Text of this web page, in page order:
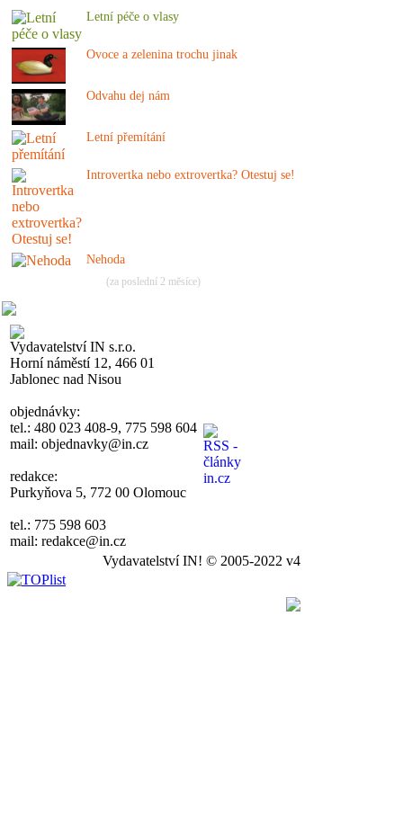
Letní péče o vlasy
Ovoce a zelenina trochu jinak
Odvahu dej nám
Letní přemítání
Introvertka nebo extrovertka? Otestuj se!
Nehoda
(za poslední 2 měsíce)
Vydavatelství IN s.r.o.
Horní náměstí 12, 466 01
Jablonec nad Nisou
objednávky:
tel.: 480 023 408-9, 775 598 604
mail: objednavky@in.cz
redakce:
Purkyňova 5, 772 00 Olomouc
tel.: 775 598 603
mail: redakce@in.cz
Vydavatelství IN! © 2005-2022 v4